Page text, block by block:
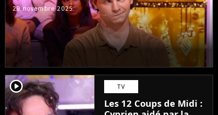
29 novembre 2025
player2 TV
Les 12 Coups de Midi :